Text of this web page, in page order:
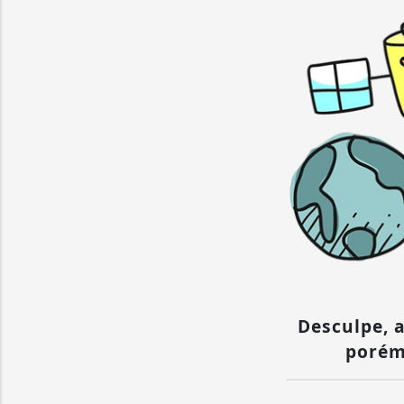
Desculpe,